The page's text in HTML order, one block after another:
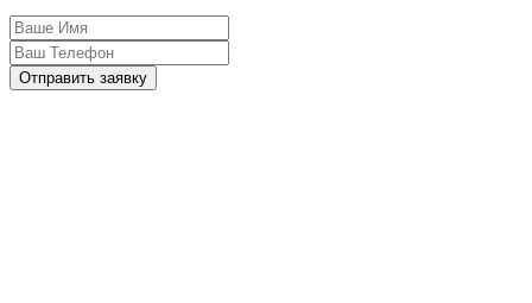
Отправить заявку